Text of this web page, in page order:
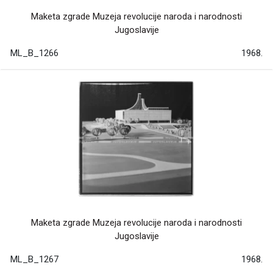
Maketa zgrade Muzeja revolucije naroda i narodnosti
Jugoslavije
ML_B_1266 1968.
Maketa zgrade Muzeja revolucije naroda i narodnosti
Jugoslavije
ML_B_1267 1968.